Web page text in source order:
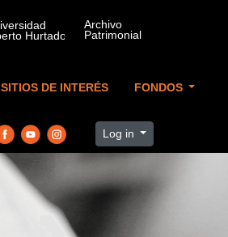
SITIOS DE INTERÉS FONDOS
Log in